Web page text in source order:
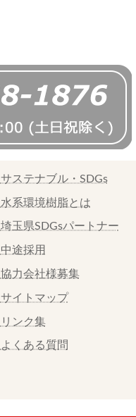
サステナブル・SDGs
水系環境樹脂とは
埼玉県SDGsパートナー
中途採用
協力会社様募集
サイトマップ
リンク集
よくある質問